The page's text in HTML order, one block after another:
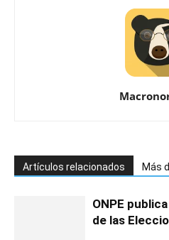
Artículos relacionados Más
ONPE
de las